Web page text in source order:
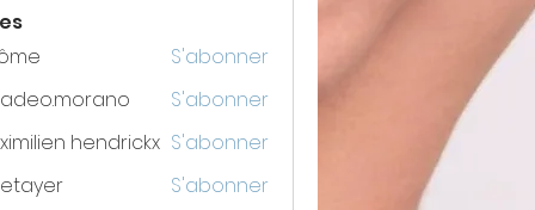
S'abonner
S'abonner
hendrickx S'abonner
S'abonner